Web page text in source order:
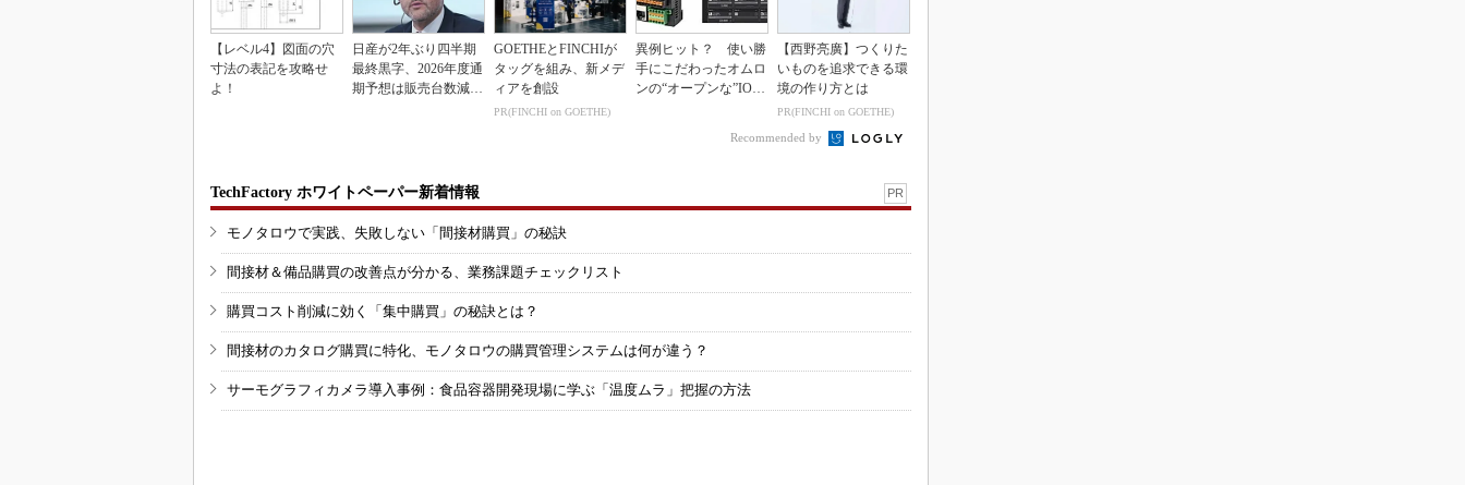
【レベル4】図面の穴
寸法の表記を攻略せ
よ！
日産が2年ぶり四半期
最終黒字、2026年度通
期予想は販売台数減も
GOETHEとFINCHIが
タッグを組み、新メデ
ィアを創設
PR(FINCHI on GOETHE)
異例ヒット？ 使い勝
手にこだわったオムロ
ンの“オープンな”IO-L
【西野亮廣】つくりた
いものを追求できる環
境の作り方とは
PR(FINCHI on GOETHE)
Recommended by
TechFactory ホワイトペーパー新着情報 PR
モノタロウで実践、失敗しない「間接材購買」の秘訣
間接材＆備品購買の改善点が分かる、業務課題チェックリスト
購買コスト削減に効く「集中購買」の秘訣とは？
間接材のカタログ購買に特化、モノタロウの購買管理システムは何が違う？
サーモグラフィカメラ導入事例：食品容器開発現場に学ぶ「温度ムラ」把握の方法